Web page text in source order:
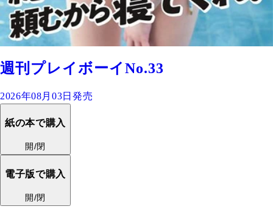
週刊プレイボーイNo.33
2026年08月03日発売
紙の本で購入
開/閉
電子版で購入
開/閉